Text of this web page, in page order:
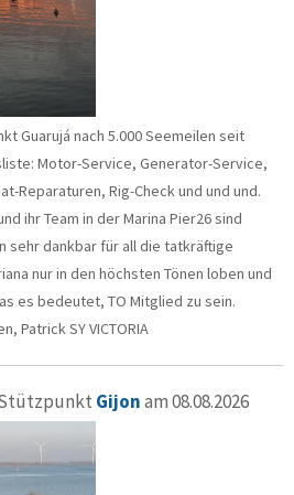
Guarujá nach 5.000 Seemeilen seit
Motor-Service, Generator-Service,
Reparaturen, Rig-Check und und und.
ihr Team in der Marina Pier26 sind
sehr dankbar für all die tatkräftige
nur in den höchsten Tönen loben und
es bedeutet, TO Mitglied zu sein.
Patrick SY VICTORIA
Gijonam 08.08.2026